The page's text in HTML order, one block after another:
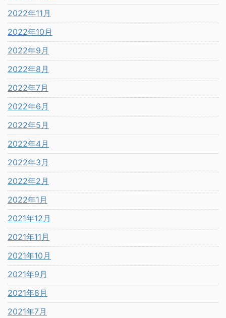
2022年11月
2022年10月
2022年9月
2022年8月
2022年7月
2022年6月
2022年5月
2022年4月
2022年3月
2022年2月
2022年1月
2021年12月
2021年11月
2021年10月
2021年9月
2021年8月
2021年7月